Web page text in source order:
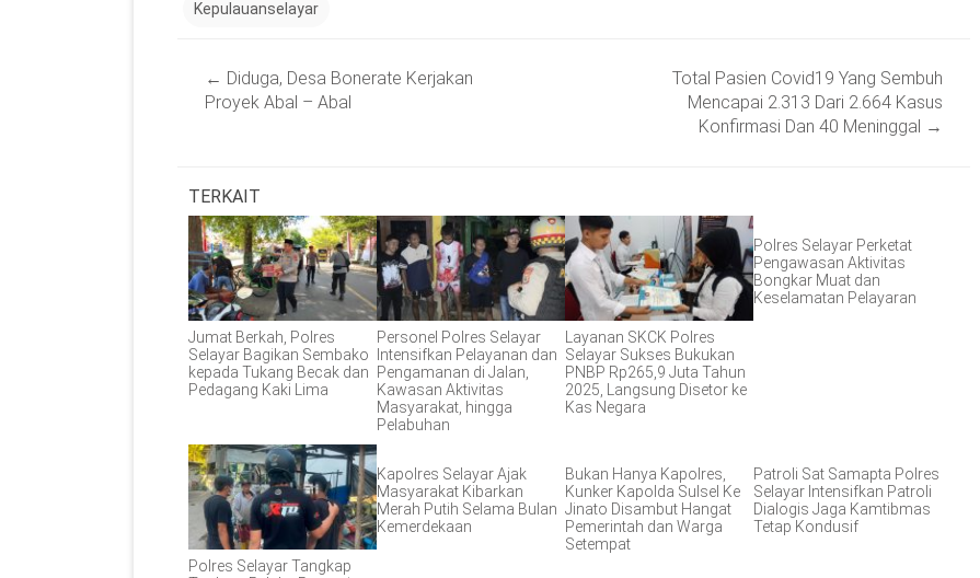
Kepulauanselayar
navigation
← Diduga, Desa Bonerate Kerjakan
Proyek Abal – Abal
Total Pasien Covid19 Yang Sembuh
Mencapai 2.313 Dari 2.664 Kasus
Konfirmasi Dan 40 Meninggal →
TERKAIT
Jumat Berkah, Polres
Selayar Bagikan Sembako
kepada Tukang Becak dan
Pedagang Kaki Lima
Personel Polres Selayar
Intensifkan Pelayanan dan
Pengamanan di Jalan,
Kawasan Aktivitas
Masyarakat, hingga
Pelabuhan
Layanan SKCK Polres
Selayar Sukses Bukukan
PNBP Rp265,9 Juta Tahun
2025, Langsung Disetor ke
Kas Negara
Polres Selayar Perketat
Pengawasan Aktivitas
Bongkar Muat dan
Keselamatan Pelayaran
Polres Selayar Tangkap
Kapolres Selayar Ajak
Masyarakat Kibarkan
Merah Putih Selama Bulan
Kemerdekaan
Bukan Hanya Kapolres,
Kunker Kapolda Sulsel Ke
Jinato Disambut Hangat
Pemerintah dan Warga
Setempat
Patroli Sat Samapta Polres
Selayar Intensifkan Patroli
Dialogis Jaga Kamtibmas
Tetap Kondusif